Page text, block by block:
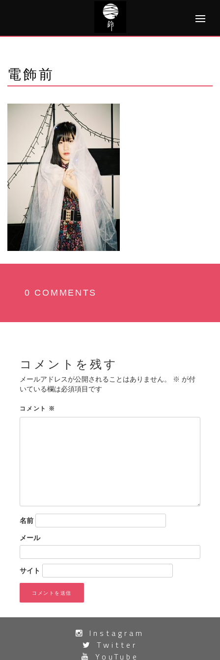
電飾前
0 COMMENTS
コメントを残す
メールアドレスが公開されることはありません。 ※ が付
いている欄は必須項目です
コメント ※
名前
メール
サイト
Instagram
Twitter
YouTube